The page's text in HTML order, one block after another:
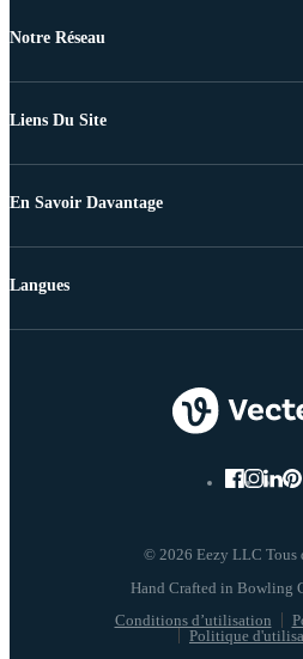
Notre Réseau
Liens Du Site
En Savoir Davantage
© 2026 Eezy LLC Tous
Conditions d’utilisation
Politique
Langues